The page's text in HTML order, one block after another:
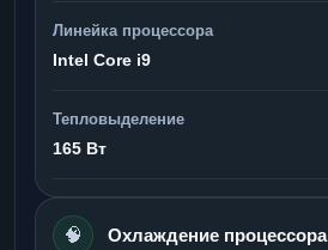
Линейка процессора
Intel Core i9
Тепловыделение
165 Вт
🧠 Охлаждение процессора